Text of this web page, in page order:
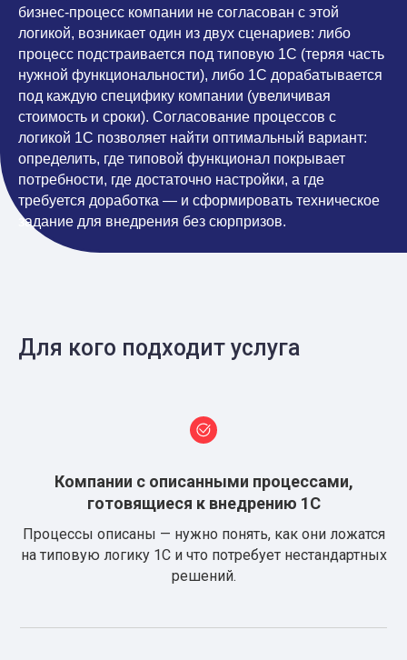
бизнес-процесс компании не согласован с этой
логикой, возникает один из двух сценариев: либо
процесс подстраивается под типовую 1С (теряя часть
нужной функциональности), либо 1С дорабатывается
под каждую специфику компании (увеличивая
стоимость и сроки). Согласование процессов с
логикой 1С позволяет найти оптимальный вариант:
определить, где типовой функционал покрывает
потребности, где достаточно настройки, а где
требуется доработка — и сформировать техническое
задание для внедрения без сюрпризов.
Для кого подходит услуга
Компании с описанными процессами,
готовящиеся к внедрению 1С
Процессы описаны — нужно понять, как они ложатся
на типовую логику 1С и что потребует нестандартных
решений.